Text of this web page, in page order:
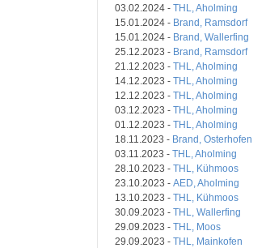
03.02.2024 - THL, Aholming
15.01.2024 - Brand, Ramsdorf
15.01.2024 - Brand, Wallerfing
25.12.2023 - Brand, Ramsdorf
21.12.2023 - THL, Aholming
14.12.2023 - THL, Aholming
12.12.2023 - THL, Aholming
03.12.2023 - THL, Aholming
01.12.2023 - THL, Aholming
18.11.2023 - Brand, Osterhofen
03.11.2023 - THL, Aholming
28.10.2023 - THL, Kühmoos
23.10.2023 - AED, Aholming
13.10.2023 - THL, Kühmoos
30.09.2023 - THL, Wallerfing
29.09.2023 - THL, Moos
29.09.2023 - THL, Mainkofen